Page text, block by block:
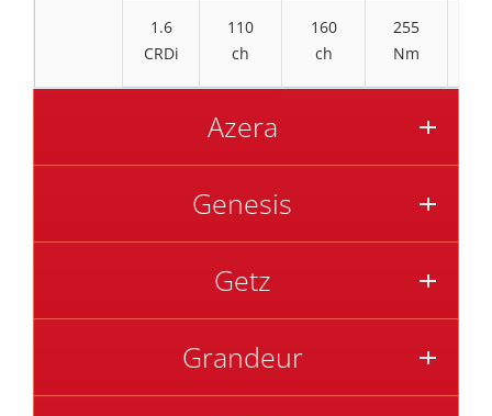
1.6
CRDi
110
ch
160
ch
255
Nm
Azera
Genesis
Getz
Grandeur